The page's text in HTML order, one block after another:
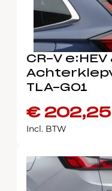
CR-V e:HEV
TLA-G01
€202,25
Incl. BTW